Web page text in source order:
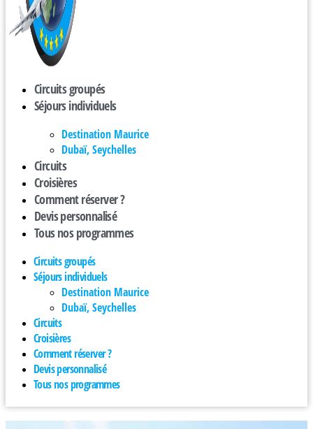
Circuits groupés
Séjours individuels
Destination Maurice
Dubaï, Seychelles
Circuits
Croisières
Comment réserver ?
Devis personnalisé
Tous nos programmes
Circuits groupés
Séjours individuels
Destination Maurice
Dubaï, Seychelles
Circuits
Croisières
Comment réserver ?
Devis personnalisé
Tous nos programmes